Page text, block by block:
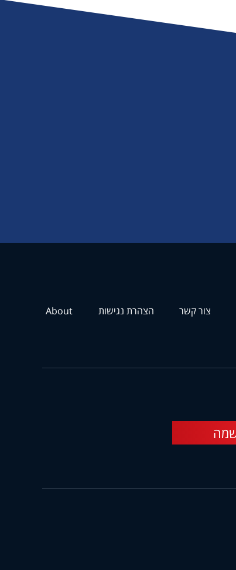
צור קשר הצהרת נגישות About